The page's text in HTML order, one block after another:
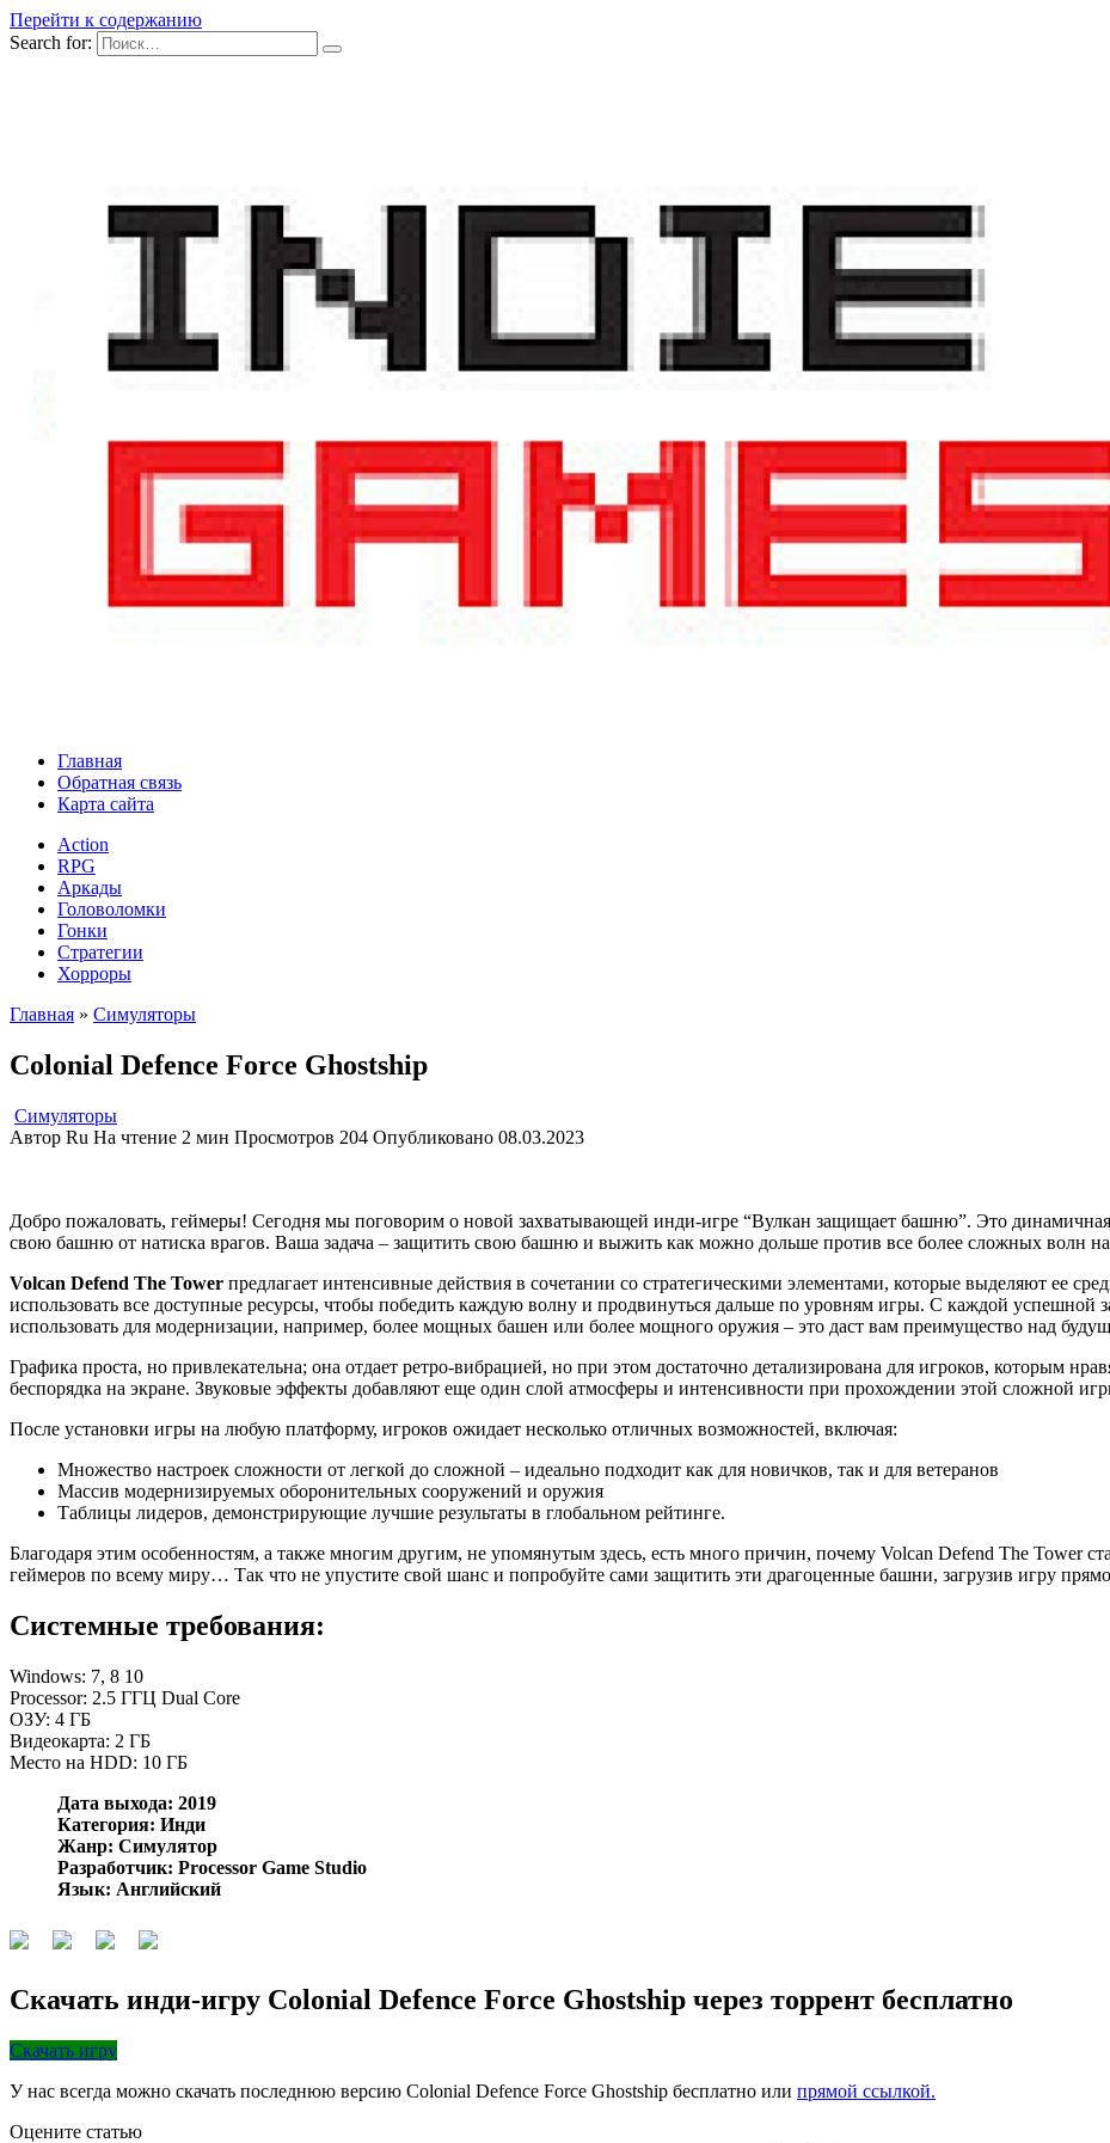
Перейти к содержанию
Search for:
Главная
Обратная связь
Карта сайта
Action
RPG
Аркады
Головоломки
Гонки
Стратегии
Хорроры
Главная » Симуляторы
Colonial Defence Force Ghostship
Симуляторы
Автор Ru На чтение 2 мин Просмотров 204 Опубликовано 08.03.2023
Добро пожаловать, геймеры! Сегодня мы поговорим о новой захватывающей инди-игре “Вулкан защищает башню”. Это динамичная
свою башню от натиска врагов. Ваша задача – защитить свою башню и выжить как можно дольше против все более сложных волн
Volcan Defend The Tower предлагает интенсивные действия в сочетании со стратегическими элементами, которые выделяют ее
использовать все доступные ресурсы, чтобы победить каждую волну и продвинуться дальше по уровням игры. С каждой успешной
использовать для модернизации, например, более мощных башен или более мощного оружия – это даст вам преимущество над
Графика проста, но привлекательна; она отдает ретро-вибрацией, но при этом достаточно детализирована для игроков, которым
беспорядка на экране. Звуковые эффекты добавляют еще один слой атмосферы и интенсивности при прохождении этой сложной
После установки игры на любую платформу, игроков ожидает несколько отличных возможностей, включая:
Множество настроек сложности от легкой до сложной – идеально подходит как для новичков, так и для ветеранов
Массив модернизируемых оборонительных сооружений и оружия
Таблицы лидеров, демонстрирующие лучшие результаты в глобальном рейтинге.
Благодаря этим особенностям, а также многим другим, не упомянутым здесь, есть много причин, почему Volcan Defend The Tower
геймеров по всему миру… Так что не упустите свой шанс и попробуйте сами защитить эти драгоценные башни, загрузив игру
Системные требования:
Windows: 7, 8 10
Processor: 2.5 ГГЦ Dual Core
ОЗУ: 4 ГБ
Видеокарта: 2 ГБ
Место на HDD: 10 ГБ
Дата выхода: 2019
Категория: Инди
Жанр: Симулятор
Разработчик: Processor Game Studio
Язык: Английский
Скачать инди-игру Colonial Defence Force Ghostship через торрент бесплатно
Скачать игру
У нас всегда можно скачать последнюю версию Colonial Defence Force Ghostship бесплатно или прямой ссылкой.
Оцените статью